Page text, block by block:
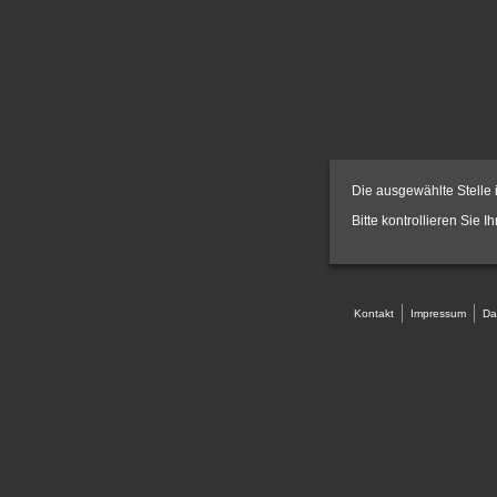
Die ausgewählte
Bitte kontrollieren Sie
Kontakt Impressum